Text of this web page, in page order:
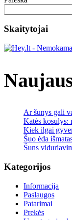
Skaitytojai
Ar šunys gali
Katės kosulys:
Kiek ilgai
Šuo ėda
Šuns
Kategorijos
Informacija
Paslaugos
Patarimai
Prekės